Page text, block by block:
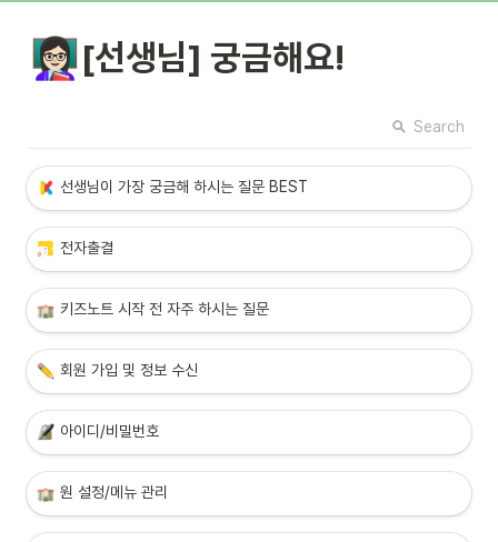
👩🏻‍🏫[선생님] 궁금해요!
Search
선생님이 가장 궁금해 하시는 질문 BEST
전자출결
키즈노트 시작 전 자주 하시는 질문
회원 가입 및 정보 수신
아이디/비밀번호
원 설정/메뉴 관리